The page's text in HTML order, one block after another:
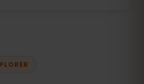
eSIM data — vos appels